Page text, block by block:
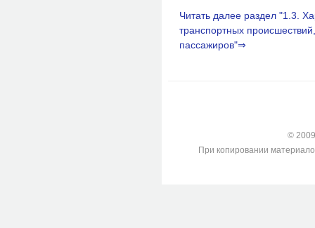
Читать далее раздел "1.3.
транспортных
пассажиров"⇒
©
При копировании